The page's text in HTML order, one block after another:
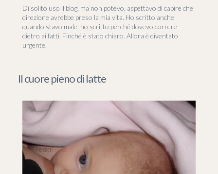
Di solito uso il blog, ma non potevo, aspettavo di capire che
direzione avrebbe preso la mia vita. Ho scritto anche
quando stavo male, ho scritto perché dovevo correre
dietro ai fatti. Finché è stato chiaro. Allora è diventato
urgente.
Il cuore pieno di latte